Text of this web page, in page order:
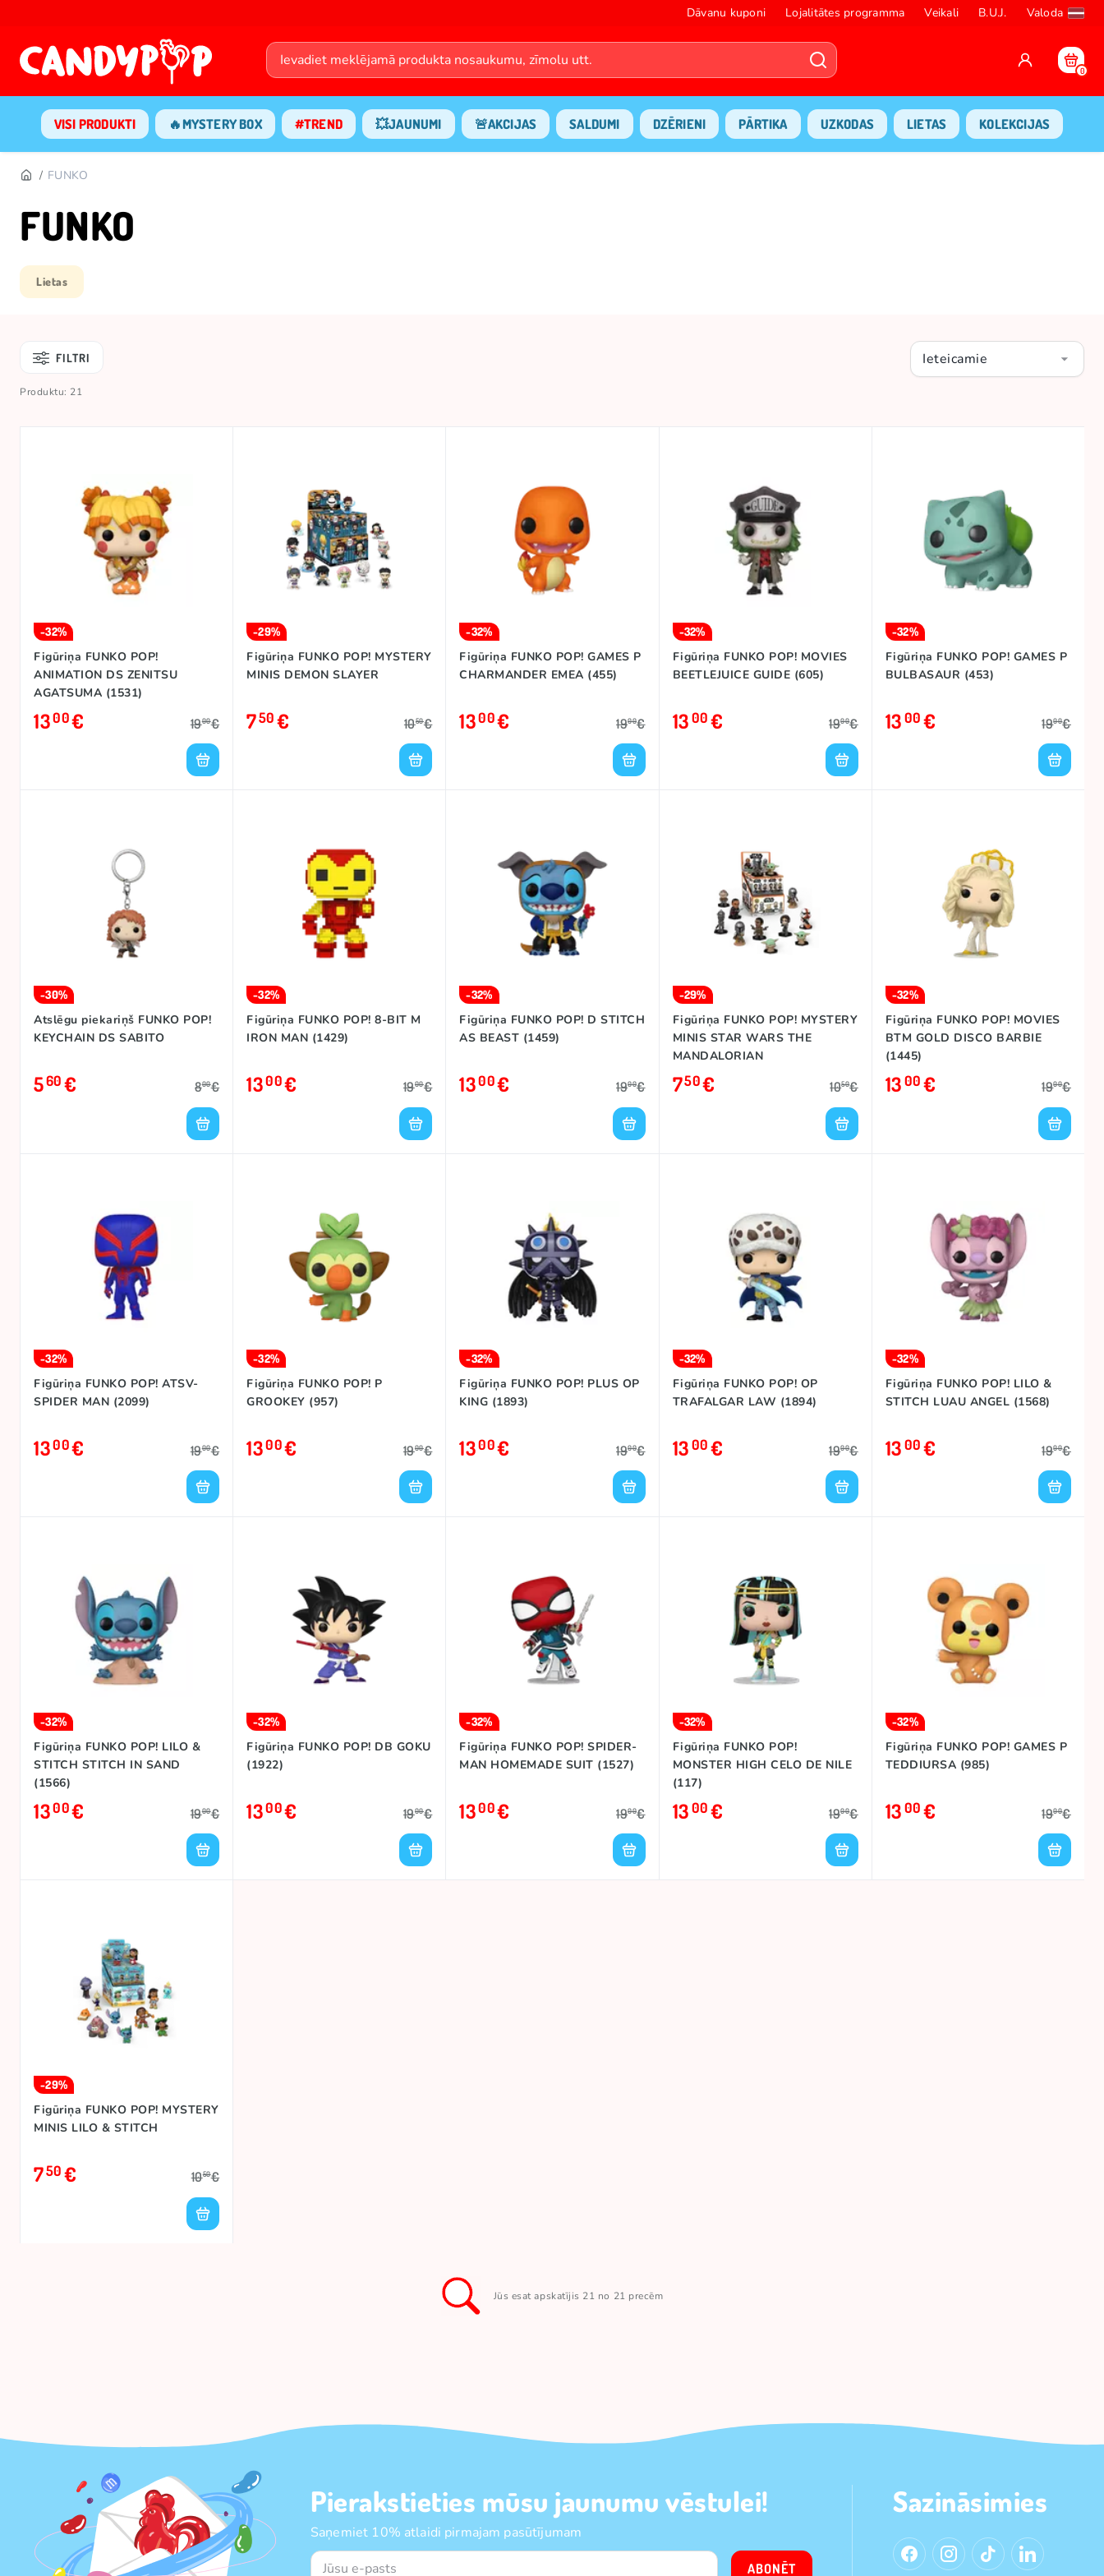
Dāvanu kuponi Lojalitātes programma Veikali B.U.J. Valoda
0
VISI PRODUKTI 🔥MYSTERY BOX #TREND 💥JAUNUMI 🚨AKCIJAS SALDUMI DZĒRIENI PĀRTIKA UZKODAS LIETAS KOLEKCIJAS
FUNKO
FUNKO
Lietas
FILTRI Ieteicamie
Produktu: 21
-32%
Figūriņa FUNKO POP!
ANIMATION DS ZENITSU
AGATSUMA (1531)
1300€ 1900€
-29%
Figūriņa FUNKO POP! MYSTERY
MINIS DEMON SLAYER
750€ 1050€
-32%
Figūriņa FUNKO POP! GAMES P
CHARMANDER EMEA (455)
1300€ 1900€
-32%
Figūriņa FUNKO POP! MOVIES
BEETLEJUICE GUIDE (605)
1300€ 1900€
-32%
Figūriņa FUNKO POP! GAMES P
BULBASAUR (453)
1300€ 1900€
-30%
Atslēgu piekariņš FUNKO POP!
KEYCHAIN DS SABITO
560€ 800€
-32%
Figūriņa FUNKO POP! 8-BIT M
IRON MAN (1429)
1300€ 1900€
-32%
Figūriņa FUNKO POP! D STITCH
AS BEAST (1459)
1300€ 1900€
-29%
Figūriņa FUNKO POP! MYSTERY
MINIS STAR WARS THE
MANDALORIAN
750€ 1050€
-32%
Figūriņa FUNKO POP! MOVIES
BTM GOLD DISCO BARBIE
(1445)
1300€ 1900€
-32%
Figūriņa FUNKO POP! ATSV-
SPIDER MAN (2099)
1300€ 1900€
-32%
Figūriņa FUNKO POP! P
GROOKEY (957)
1300€ 1900€
-32%
Figūriņa FUNKO POP! PLUS OP
KING (1893)
1300€ 1900€
-32%
Figūriņa FUNKO POP! OP
TRAFALGAR LAW (1894)
1300€ 1900€
-32%
Figūriņa FUNKO POP! LILO &
STITCH LUAU ANGEL (1568)
1300€ 1900€
-32%
Figūriņa FUNKO POP! LILO &
STITCH STITCH IN SAND
(1566)
1300€ 1900€
-32%
Figūriņa FUNKO POP! DB GOKU
(1922)
1300€ 1900€
-32%
Figūriņa FUNKO POP! SPIDER-
MAN HOMEMADE SUIT (1527)
1300€ 1900€
-32%
Figūriņa FUNKO POP!
MONSTER HIGH CELO DE NILE
(117)
1300€ 1900€
-32%
Figūriņa FUNKO POP! GAMES P
TEDDIURSA (985)
1300€ 1900€
-29%
Figūriņa FUNKO POP! MYSTERY
MINIS LILO & STITCH
750€ 1050€
Jūs esat apskatījis 21 no 21 precēm
Pierakstieties mūsu jaunumu vēstulei!
Saņemiet 10% atlaidi pirmajam pasūtījumam
ABONĒT
Sazināsimies